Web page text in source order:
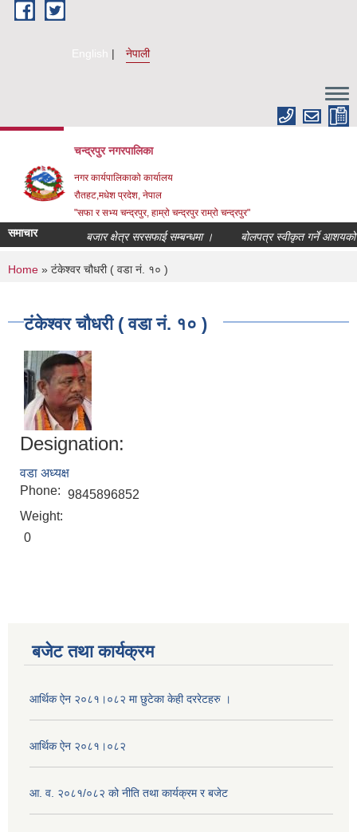
Skip to main content
English नेपाली
चन्द्रपुर नगरपालिका
नगर कार्यपालिकाको कार्यालय
रौतहट,मधेश प्रदेश, नेपाल
"सफा र सभ्य चन्द्रपुर, हाम्रो चन्द्रपुर राम्रो चन्द्रपुर"
समाचार बजार क्षेत्र सरसफाई सम्बन्धमा । बोलपत्र स्वीकृत गर्ने आशयको
You are here
Home » टंकेश्वर चौधरी ( वडा नं. १० )
टंकेश्वर चौधरी ( वडा नं. १० )
Designation:
वडा अध्यक्ष
Phone: 9845896852
Weight:
0
बजेट तथा कार्यक्रम
आर्थिक ऐन २०८१।०८२ मा छुटेका केही दररेटहरु ।
आर्थिक ऐन २०८१।०८२
आ. व. २०८१/०८२ को नीति तथा कार्यक्रम र बजेट